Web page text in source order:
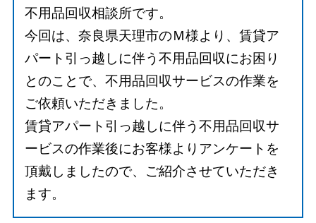
不用品回収相談所です。
今回は、奈良県天理市のＭ様より、賃貸ア
パート引っ越しに伴う不用品回収にお困り
とのことで、不用品回収サービスの作業を
ご依頼いただきました。
賃貸アパート引っ越しに伴う不用品回収サ
ービスの作業後にお客様よりアンケートを
頂戴しましたので、ご紹介させていただき
ます。